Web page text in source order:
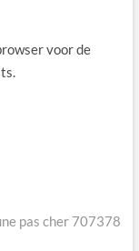
voor de
pas cher 707378